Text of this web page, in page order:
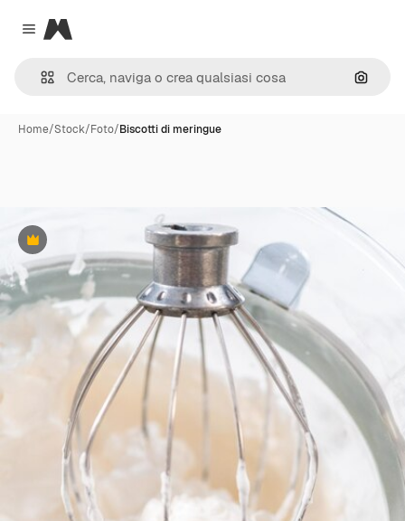
Close menu
Magnific
Cerca
Home/Stock/Foto/Biscotti di meringue
Premium